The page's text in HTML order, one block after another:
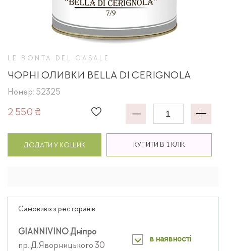
LE BONTA DEL CASALE
ЧОРНІ ОЛИВКИ BELLA DI CERIGNOLA
Номер: 52325
2 550 ₴
ДОДАТИ У КОШИК КУПИТИ В 1 КЛІК
Самовивіз з ресторанів:
GIANNIVINO Дніпро
пр. Д.Яворницького 30
в наявності